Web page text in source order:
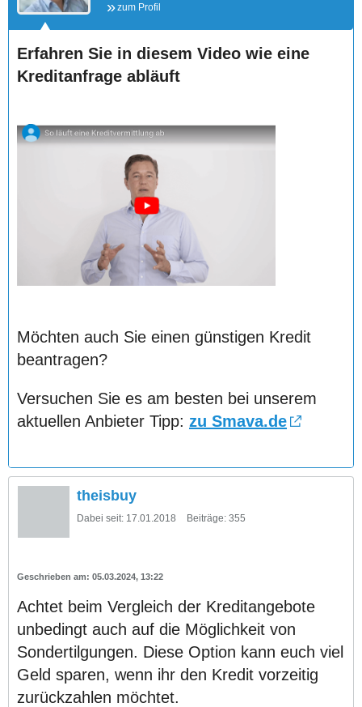
zum Profil
Erfahren Sie in diesem Video wie eine
Kreditanfrage abläuft
Möchten auch Sie einen günstigen Kredit
beantragen?
Versuchen Sie es am besten bei unserem
aktuellen Anbieter Tipp: zu Smava.de
theisbuy
Dabei seit: 17.01.2018 Beiträge: 355
05.03.2024, 13:22
Achtet beim Vergleich der Kreditangebote
unbedingt auch auf die Möglichkeit von
Sondertilgungen. Diese Option kann euch viel
Geld sparen, wenn ihr den Kredit vorzeitig
zurückzahlen möchtet.